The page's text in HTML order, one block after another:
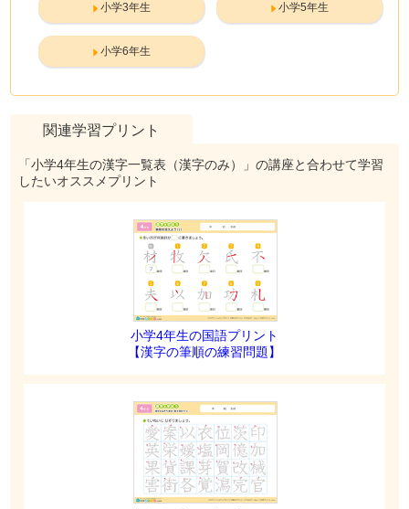
小学3年生 小学5年生
小学6年生
関連学習プリント
「小学4年生の漢字一覧表（漢字のみ）」の講座と合わせて学習
したいオススメプリント
小学4年生の国語プリント
【漢字の筆順の練習問題】